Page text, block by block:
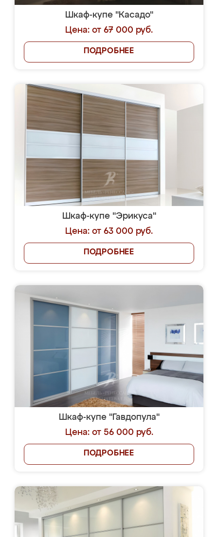
Шкаф-купе "Касадо"
Цена: от 67 000 руб.
ПОДРОБНЕЕ
Шкаф-купе "Эрикуса"
Цена: от 63 000 руб.
ПОДРОБНЕЕ
Шкаф-купе "Гавдопула"
Цена: от 56 000 руб.
ПОДРОБНЕЕ